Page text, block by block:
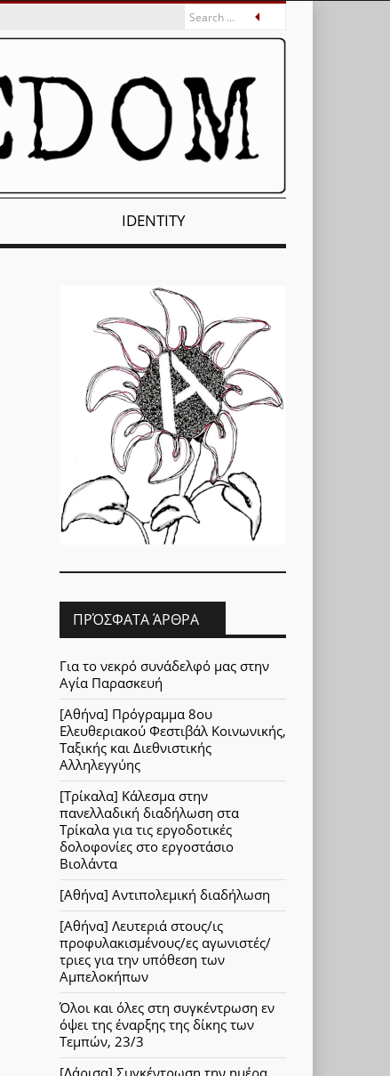
IDENTITY
ΠΡΌΣΦΑΤΑ ΆΡΘΡΑ
Για το νεκρό συνάδελφό μας στην
Αγία Παρασκευή
[Αθήνα] Πρόγραμμα 8ου
Ελευθεριακού Φεστιβάλ Κοινωνικής,
Ταξικής και Διεθνιστικής
Αλληλεγγύης
[Τρίκαλα] Κάλεσμα στην
πανελλαδική διαδήλωση στα
Τρίκαλα για τις εργοδοτικές
δολοφονίες στο εργοστάσιο
Βιολάντα
[Αθήνα] Αντιπολεμική διαδήλωση
[Αθήνα] Λευτεριά στους/ις
προφυλακισμένους/ες αγωνιστές/
τριες για την υπόθεση των
Αμπελοκήπων
Όλοι και όλες στη συγκέντρωση εν
όψει της έναρξης της δίκης των
Τεμπών, 23/3